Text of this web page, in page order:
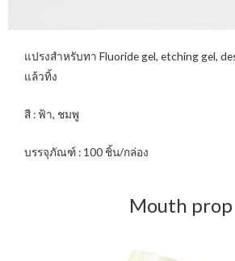
แปรงสำหรับทา Fluoride gel, etching gel,
แล้วทิ้ง
สี : ฟ้า, ชมพู
บรรจุภัณฑ์ : 100 ชิ้น/กล่อง
Mouth prop